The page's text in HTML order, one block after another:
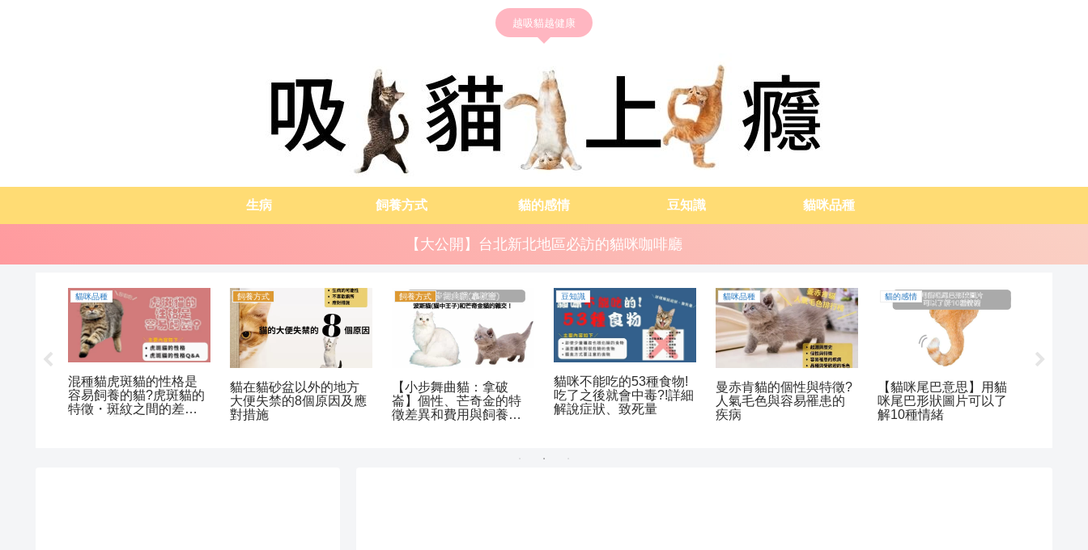
越吸貓越健康
生病 飼養方式 貓的感情 豆知識 貓咪品種
【大公開】台北新北地區必訪的貓咪咖啡廳
貓咪品種
混種貓虎斑貓的性格是
容易飼養的貓?虎斑貓的
特徵・斑紋之間的差
飼養方式
貓在貓砂盆以外的地方
大便失禁的8個原因及應
對措施
飼養方式
【小步舞曲貓：拿破
崙】個性、芒奇金的特
徵差異和費用與飼養方
豆知識
貓咪不能吃的53種食物!
吃了之後就會中毒?!詳細
解說症狀、致死量
貓咪品種
曼赤肯貓的個性與特徵?
人氣毛色與容易罹患的
疾病
貓的感情
【貓咪尾巴意思】用貓
咪尾巴形狀圖片可以了
解10種情緒